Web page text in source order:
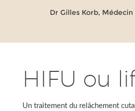
Dr Gilles Korb,
HIFU ou
Un traitement du relâchement